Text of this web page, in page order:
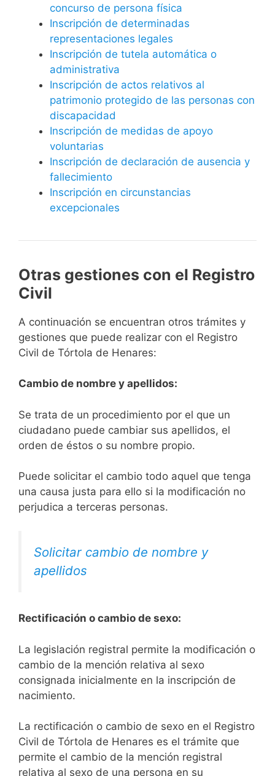
concurso de persona física
Inscripción de determinadas
representaciones legales
Inscripción de tutela automática o
administrativa
Inscripción de actos relativos al
patrimonio protegido de las personas con
discapacidad
Inscripción de medidas de apoyo
voluntarias
Inscripción de declaración de ausencia y
fallecimiento
Inscripción en circunstancias
excepcionales
Otras gestiones con el Registro
Civil
A continuación se encuentran otros trámites y
gestiones que puede realizar con el Registro
Civil de Tórtola de Henares:
Cambio de nombre y apellidos:
Se trata de un procedimiento por el que un
ciudadano puede cambiar sus apellidos, el
orden de éstos o su nombre propio.
Puede solicitar el cambio todo aquel que tenga
una causa justa para ello si la modificación no
perjudica a terceras personas.
Solicitar cambio de nombre y
apellidos
Rectificación o cambio de sexo:
La legislación registral permite la modificación o
cambio de la mención relativa al sexo
consignada inicialmente en la inscripción de
nacimiento.
La rectificación o cambio de sexo en el Registro
Civil de Tórtola de Henares es el trámite que
permite el cambio de la mención registral
relativa al sexo de una persona en su